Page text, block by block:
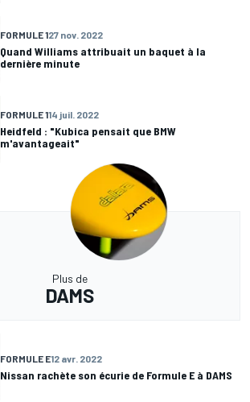
FORMULE 127 nov. 2022
Quand Williams attribuait un baquet à la
dernière minute
FORMULE 114 juil. 2022
Heidfeld : "Kubica pensait que BMW
m'avantageait"
Plus de
DAMS
FORMULE E12 avr. 2022
Nissan rachète son écurie de Formule E à DAMS